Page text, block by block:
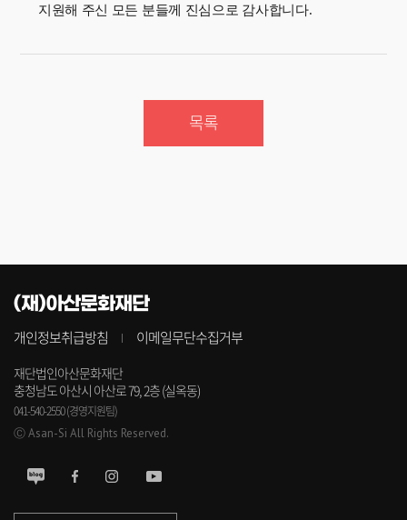
지원해 주신 모든 분들께 진심으로 감사합니다.
목록
(재)아산문화재단
개인정보취급방침 이메일무단수집거부
재단법인아산문화재단
충청남도 아산시 아산로 79, 2층 (실옥동)
041-540-2550 (경영지원팀)
Ⓒ Asan-Si All Rights Reserved.